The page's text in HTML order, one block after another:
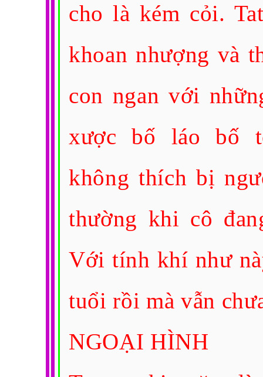
cho là kém cỏi.
khoan nhượng và
con ngan với
xược bố láo bố
không thích bị
thường khi cô
Với tính khí như
tuổi rồi mà vẫn
NGOẠI HÌNH